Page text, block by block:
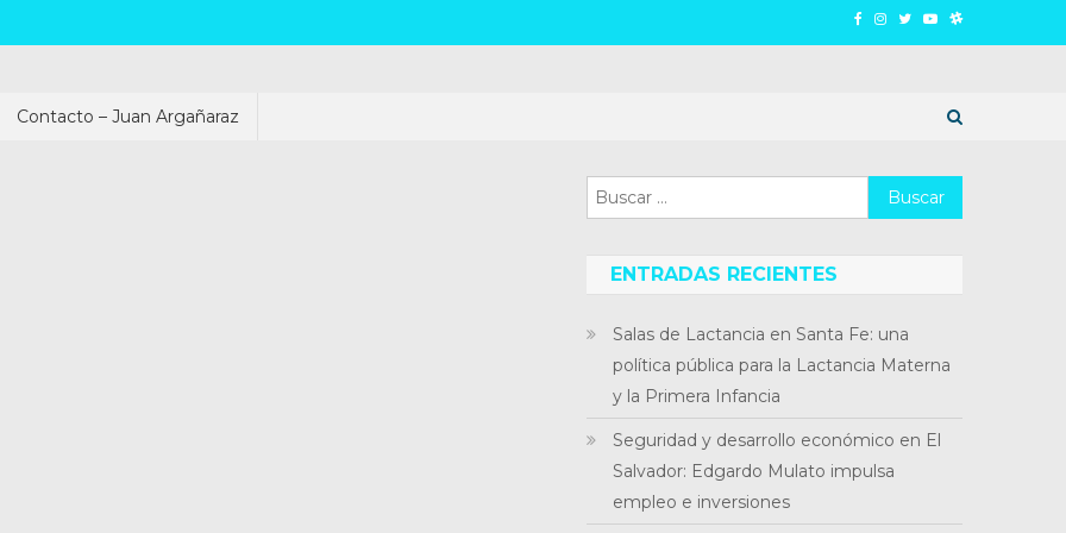
Contacto – Juan Argañaraz
Buscar:
ENTRADAS RECIENTES
Salas de Lactancia en Santa Fe: una
política pública para la Lactancia Materna
y la Primera Infancia
Seguridad y desarrollo económico en El
Salvador: Edgardo Mulato impulsa
empleo e inversiones